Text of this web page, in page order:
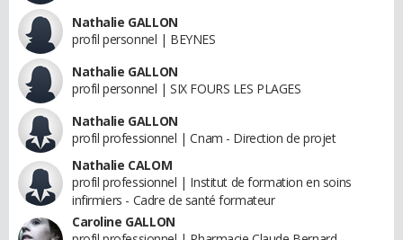
Nathalie GALLON
profil personnel | BEYNES
Nathalie GALLON
profil personnel | SIX FOURS LES PLAGES
Nathalie GALLON
profil professionnel | Cnam - Direction de projet
Nathalie CALOM
profil professionnel | Institut de formation en soins
infirmiers - Cadre de santé formateur
Caroline GALLON